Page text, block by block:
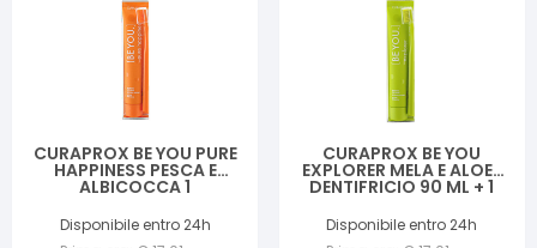
CURAPROX BE YOU PURE
HAPPINESS PESCA E
ALBICOCCA 1
SPAZZOLINO CS 5460
Disponibile entro 24h
CURAPROX BE YOU
EXPLORER MELA E ALOE 1
DENTIFRICIO 90 ML + 1
Disponibile entro 24h